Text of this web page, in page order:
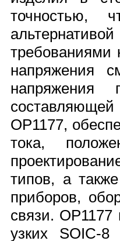
точностью,
требованиями
напряжения
напряжения
OP1177,
тока,
типов, а
приборов,
связи.
узких SOIC-8